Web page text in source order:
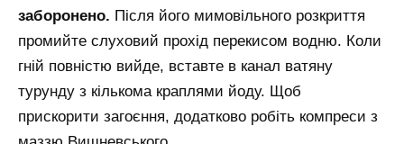
заборонено. Після його мимовільного розкриття
промийте слуховий прохід перекисом водню. Коли
гній повністю вийде, вставте в канал ватяну
турунду з кількома краплями йоду. Щоб
прискорити загоєння, додатково робіть компреси з